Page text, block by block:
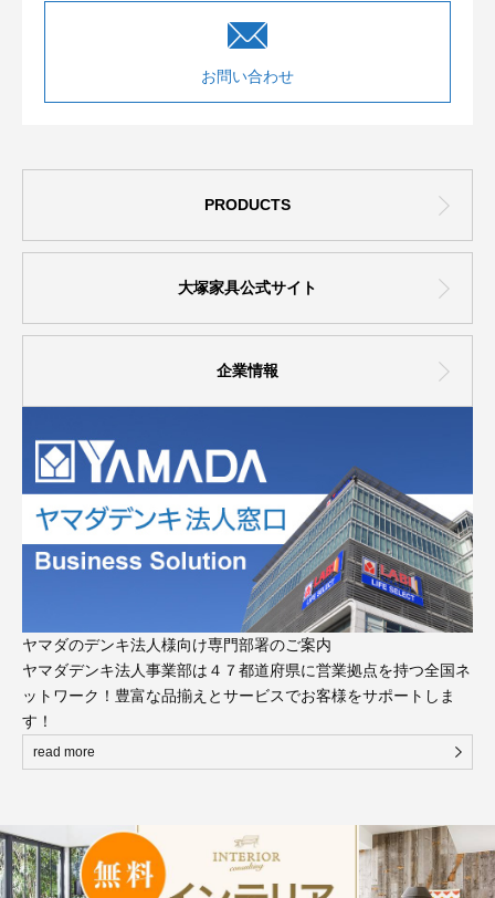
お問い合わせ
PRODUCTS
大塚家具公式サイト
企業情報
ヤマダのデンキ法人様向け専門部署のご案内
ヤマダデンキ法人事業部は４７都道府県に営業拠点を持つ全国ネ
ットワーク！豊富な品揃えとサービスでお客様をサポートしま
す！
read more